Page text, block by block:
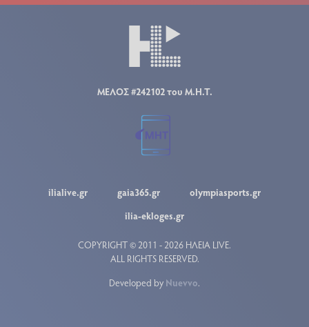
ΜΕΛΟΣ #242102 του Μ.Η.Τ.
ilialive.gr gaia365.gr
olympiasports.gr
ilia-ekloges.gr
COPYRIGHT © 2011 - 2026 ΗΛΕΙΑ LIVE.
ALL RIGHTS RESERVED.
Developed by Nuevvo.